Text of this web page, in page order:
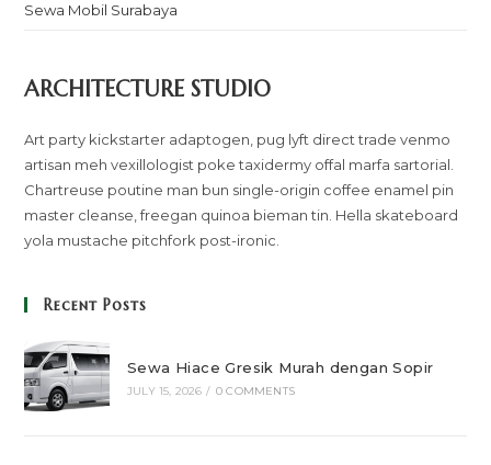
Sewa Mobil Surabaya
ARCHITECTURE STUDIO
Art party kickstarter adaptogen, pug lyft direct trade venmo
artisan meh vexillologist poke taxidermy offal marfa sartorial.
Chartreuse poutine man bun single-origin coffee enamel pin
master cleanse, freegan quinoa bieman tin. Hella skateboard
yola mustache pitchfork post-ironic.
Recent Posts
Sewa Hiace Gresik Murah dengan Sopir
JULY 15, 2026 / 0 COMMENTS